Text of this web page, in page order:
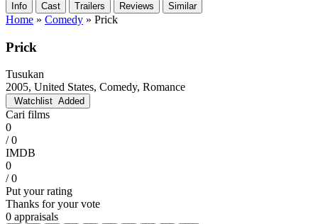
Info Cast Trailers Reviews Similar
Home » Comedy » Prick
Prick
Tusukan
2005, United States, Comedy, Romance
Watchlist Added
Cari films
0
/ 0
IMDB
0
/ 0
Put your rating
Thanks for your vote
0 appraisals